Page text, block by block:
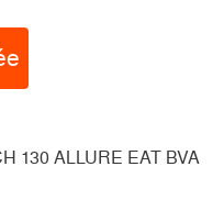
130 ALLURE EAT BVA